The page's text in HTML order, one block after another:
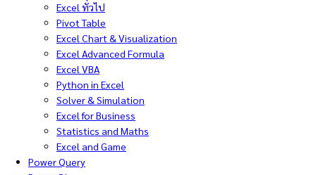
Excel ทั่วไป
Pivot Table
Excel Chart & Visualization
Excel Advanced Formula
Excel VBA
Python in Excel
Solver & Simulation
Excel for Business
Statistics and Maths
Excel and Game
Power Query